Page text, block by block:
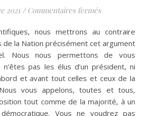
2021 / Commentaires ferméssur Lettre
la Nation précisément cet argument
Nous nous permettons de vous
pas les élus d’un président, ni
et avant tout celles et ceux de la
vous appelons, toutes et tous,
tout comme de la majorité, à un
Vous ne voudrez pas